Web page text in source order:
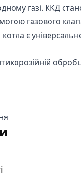
газі. ККД
газового
є